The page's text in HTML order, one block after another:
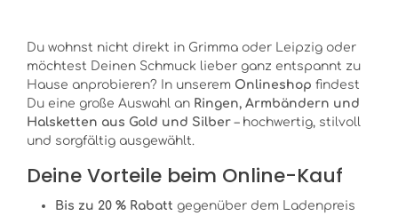
Du wohnst nicht direkt in Grimma oder Leipzig oder
möchtest Deinen Schmuck lieber ganz entspannt zu
Hause anprobieren? In unserem Onlineshop findest
Du eine große Auswahl an Ringen, Armbändern und
Halsketten aus Gold und Silber – hochwertig, stilvoll
und sorgfältig ausgewählt.
Deine Vorteile beim Online-Kauf
Bis zu 20 % Rabatt gegenüber dem Ladenpreis